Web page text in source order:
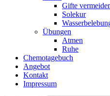
Gifte
Solekur
Übungen
Atmen
Ruhe
Chemotagebuch
Angebot
Kontakt
Impressum